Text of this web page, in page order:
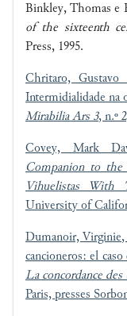
Binkley, Thomas e
of the sixteenth
Press, 1995.
Chritaro,
Intermidialidade na
Mirabilia Ars 3, n.º
Covey, Mark
Companion to
Vihuelistas With
University of
Dumanoir, Virginie,
cancioneros: el
La concordance
Paris, presses